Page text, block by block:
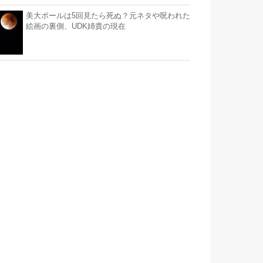
美大ボールは5回見たら死ぬ？元ネタや呪われた
絵画の裏側、UDK姉貴の現在